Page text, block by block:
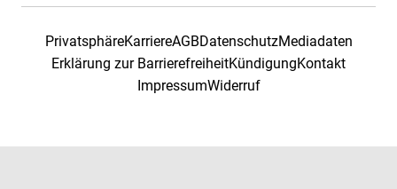
PrivatsphäreKarriereAGBDatenschutzMediadaten
Erklärung zur BarrierefreiheitKündigungKontakt
ImpressumWiderruf